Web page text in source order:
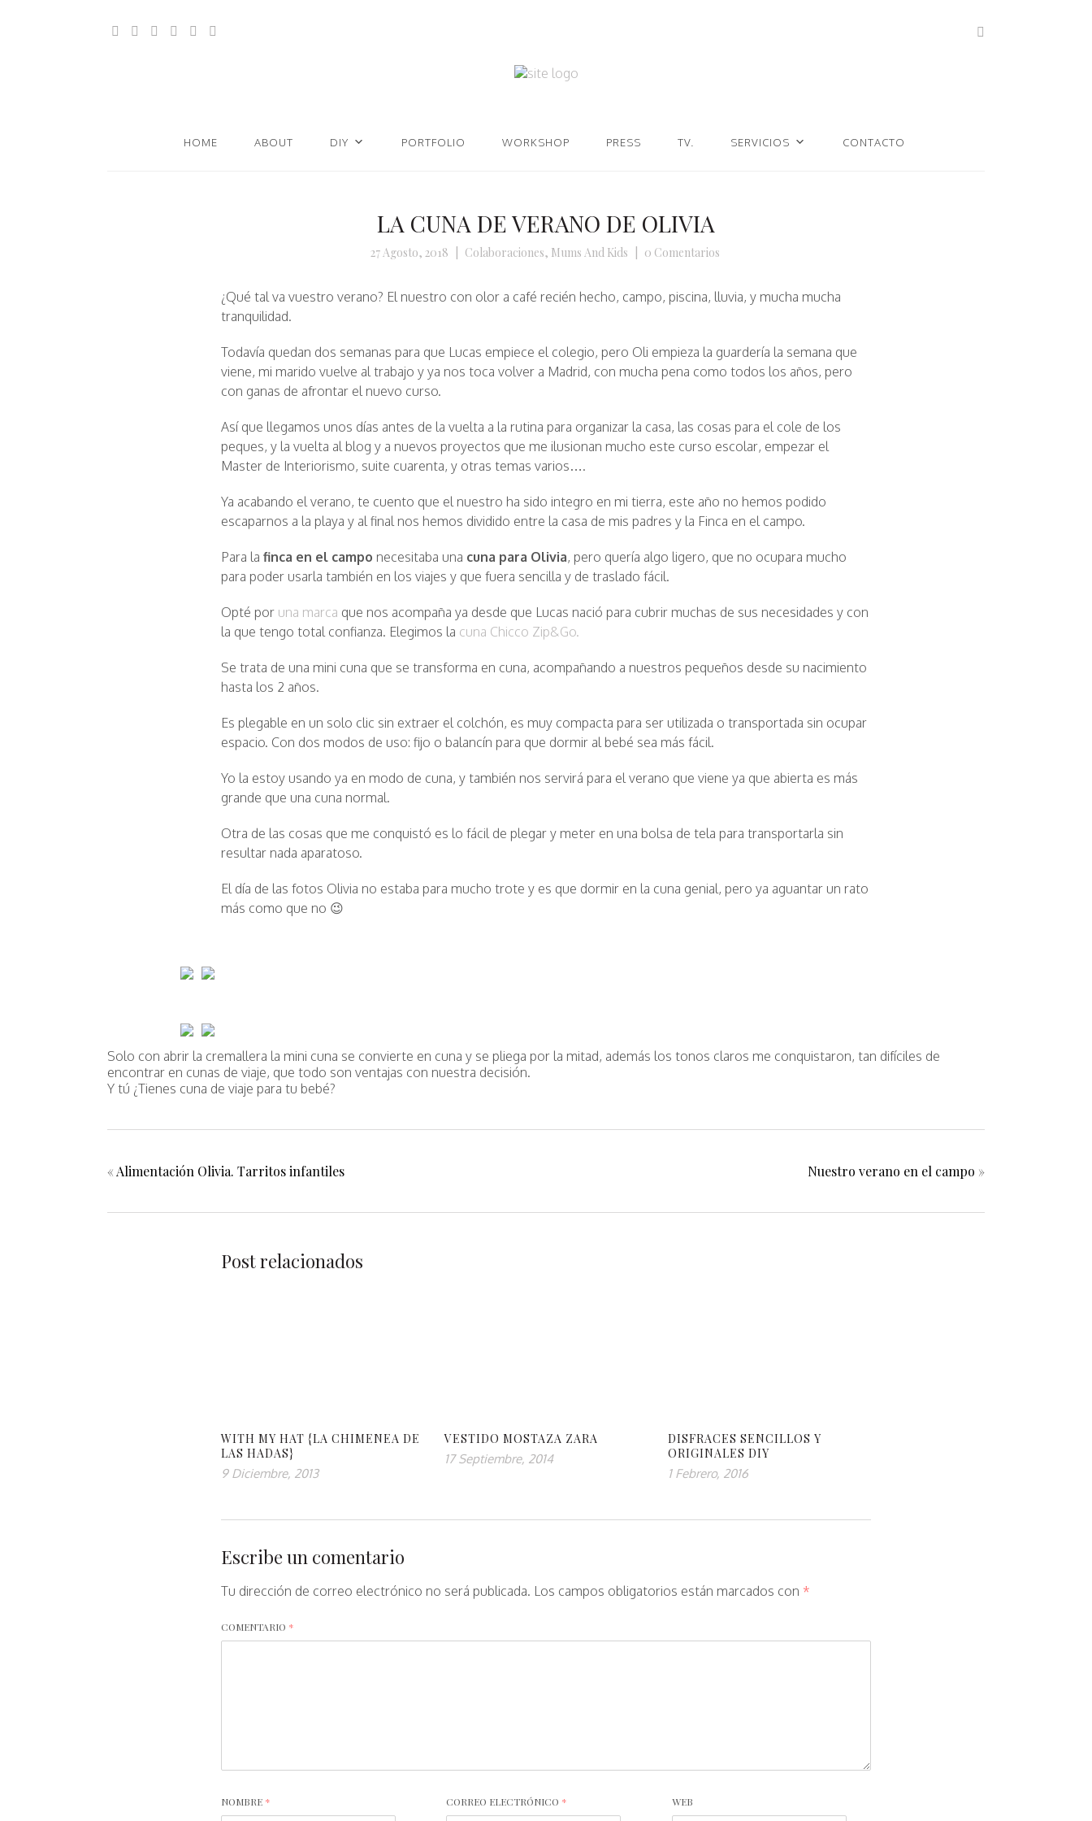
HOME ABOUT DIY PORTFOLIO WORKSHOP PRESS TV. SERVICIOS CONTACTO
LA CUNA DE VERANO DE OLIVIA
27 Agosto, 2018 Colaboraciones, Mums And Kids 0 Comentarios
¿Qué tal va vuestro verano? El nuestro con olor a café recién hecho, campo, piscina, lluvia, y mucha mucha
tranquilidad.
Todavía quedan dos semanas para que Lucas empiece el colegio, pero Oli empieza la guardería la semana que
viene, mi marido vuelve al trabajo y ya nos toca volver a Madrid, con mucha pena como todos los años, pero
con ganas de afrontar el nuevo curso.
Así que llegamos unos días antes de la vuelta a la rutina para organizar la casa, las cosas para el cole de los
peques, y la vuelta al blog y a nuevos proyectos que me ilusionan mucho este curso escolar, empezar el
Master de Interiorismo, suite cuarenta, y otras temas varios….
Ya acabando el verano, te cuento que el nuestro ha sido integro en mi tierra, este año no hemos podido
escaparnos a la playa y al final nos hemos dividido entre la casa de mis padres y la Finca en el campo.
Para la finca en el campo necesitaba una cuna para Olivia, pero quería algo ligero, que no ocupara mucho
para poder usarla también en los viajes y que fuera sencilla y de traslado fácil.
Opté por una marca que nos acompaña ya desde que Lucas nació para cubrir muchas de sus necesidades y con
la que tengo total confianza. Elegimos la cuna Chicco Zip&Go.
Se trata de una mini cuna que se transforma en cuna, acompañando a nuestros pequeños desde su nacimiento
hasta los 2 años.
Es plegable en un solo clic sin extraer el colchón, es muy compacta para ser utilizada o transportada sin ocupar
espacio. Con dos modos de uso: fijo o balancín para que dormir al bebé sea más fácil.
Yo la estoy usando ya en modo de cuna, y también nos servirá para el verano que viene ya que abierta es más
grande que una cuna normal.
Otra de las cosas que me conquistó es lo fácil de plegar y meter en una bolsa de tela para transportarla sin
resultar nada aparatoso.
El día de las fotos Olivia no estaba para mucho trote y es que dormir en la cuna genial, pero ya aguantar un rato
más como que no 😉
Solo con abrir la cremallera la mini cuna se convierte en cuna y se pliega por la mitad, además los tonos claros me conquistaron, tan difíciles de
encontrar en cunas de viaje, que todo son ventajas con nuestra decisión.
Y tú ¿Tienes cuna de viaje para tu bebé?
« Alimentación Olivia. Tarritos infantiles Nuestro verano en el campo »
Post relacionados
WITH MY HAT {LA CHIMENEA DE
LAS HADAS}
9 Diciembre, 2013
VESTIDO MOSTAZA ZARA
17 Septiembre, 2014
DISFRACES SENCILLOS Y
ORIGINALES DIY
1 Febrero, 2016
Escribe un comentario
Tu dirección de correo electrónico no será publicada. Los campos obligatorios están marcados con *
COMENTARIO *
NOMBRE * CORREO ELECTRÓNICO * WEB